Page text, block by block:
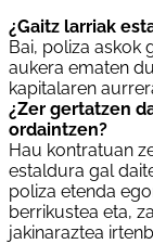
¿Gaitz larriak
Bai, poliza askok
aukera ematen
kapitalaren
¿Zer gertatzen
ordaintzen?
Hau kontratuan
estaldura gal
poliza etenda
berrikustea eta,
jakinaraztea